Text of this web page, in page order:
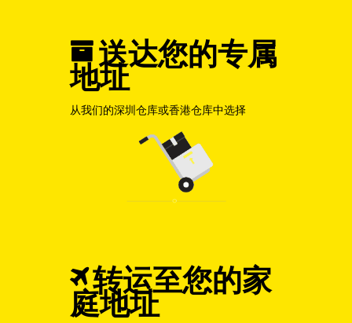
送达您的专属
地址
从我们的深圳仓库或香港仓库中选择
转运至您的家
庭地址